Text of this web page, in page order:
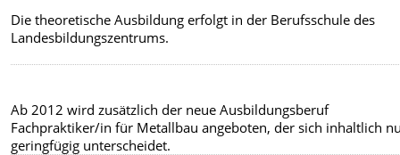
Die theoretische Ausbildung erfolgt in der Berufsschule des
Landesbildungszentrums.
Ab 2012 wird zusätzlich der neue Ausbildungsberuf
Fachpraktiker/in für Metallbau angeboten, der sich inhaltlich
geringfügig unterscheidet.